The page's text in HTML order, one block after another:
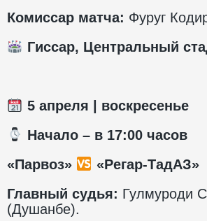
Комиссар матча: Фуруг
Гиссар, Центральный
5 апреля | воскресенье
️ Начало – в 17:00 часов
«Парвоз»
«Регар-ТадАЗ»
Главный судья: Гулмуроди
(Душанбе).